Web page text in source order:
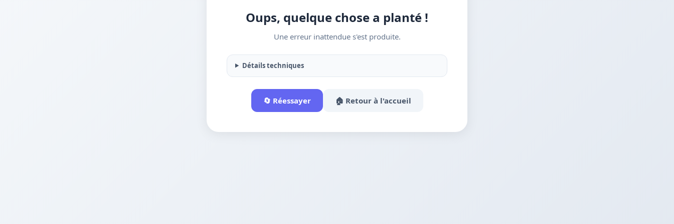
Oups, quelque chose a planté !
Une erreur inattendue s'est produite.
Détails techniques
🔄 Réessayer 🏠 Retour à l'accueil